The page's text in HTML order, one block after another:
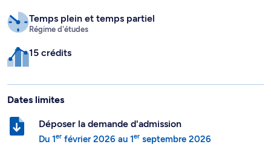
Temps plein et temps partiel
Régime d'études
15 crédits
Dates limites
Déposer la demande d'admission
Du 1er février 2026 au 1er septembre 2026